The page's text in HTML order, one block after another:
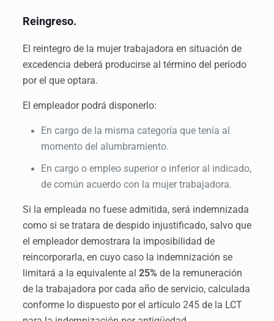
Reingreso.
El reintegro de la mujer trabajadora en situación de
excedencia deberá producirse al término del período
por el que optara.
El empleador podrá disponerlo:
En cargo de la misma categoría que tenía al
momento del alumbramiento.
En cargo o empleo superior o inferior al indicado,
de común acuerdo con la mujer trabajadora.
Si la empleada no fuese admitida, será indemnizada
como si se tratara de despido injustificado, salvo que
el empleador demostrara la imposibilidad de
reincorporarla, en cuyo caso la indemnización se
limitará a la equivalente al 25%de la remuneración
de la trabajadora por cada año de servicio, calculada
conforme lo dispuesto por el artículo 245 de la LCT